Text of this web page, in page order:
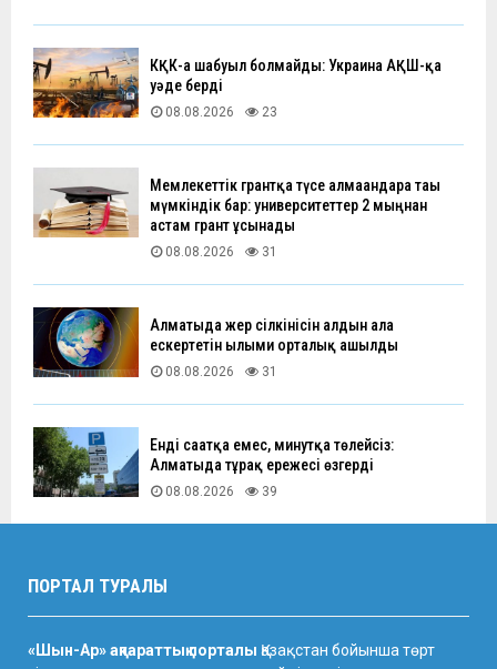
КҚК-ға шабуыл болмайды: Украина АҚШ-қа
уәде берді
08.08.2026 23
Мемлекеттік грантқа түсе алмағандарға тағы
мүмкіндік бар: университеттер 2 мыңнан
астам грант ұсынады
08.08.2026 31
Алматыда жер сілкінісін алдын ала
ескертетін ғылыми орталық ашылды
08.08.2026 31
Енді сағатқа емес, минутқа төлейсіз:
Алматыда тұрақ ережесі өзгерді
08.08.2026 39
ПОРТАЛ ТУРАЛЫ
«Шын-Ар» ақпараттық порталы Қазақстан бойынша төрт